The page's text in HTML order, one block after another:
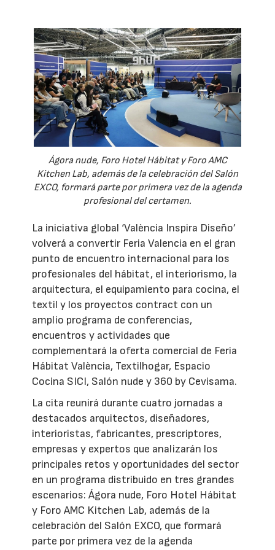
Ágora nude, Foro Hotel Hábitat y Foro AMC
Kitchen Lab, además de la celebración del Salón
EXCO, formará parte por primera vez de la agenda
profesional del certamen.
La iniciativa global ‘València Inspira Diseño’
volverá a convertir Feria Valencia en el gran
punto de encuentro internacional para los
profesionales del hábitat, el interiorismo, la
arquitectura, el equipamiento para cocina, el
textil y los proyectos contract con un
amplio programa de conferencias,
encuentros y actividades que
complementará la oferta comercial de Feria
Hábitat València, Textilhogar, Espacio
Cocina SICI, Salón nude y 360 by Cevisama.
La cita reunirá durante cuatro jornadas a
destacados arquitectos, diseñadores,
interioristas, fabricantes, prescriptores,
empresas y expertos que analizarán los
principales retos y oportunidades del sector
en un programa distribuido en tres grandes
escenarios: Ágora nude, Foro Hotel Hábitat
y Foro AMC Kitchen Lab, además de la
celebración del Salón EXCO, que formará
parte por primera vez de la agenda